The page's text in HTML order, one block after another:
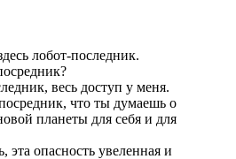
лобот-последник.
весь доступ у меня.
что ты думаешь о
планеты для себя и для
эта опасность увеленная и